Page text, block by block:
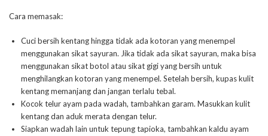
Cara memasak:
Cuci bersih kentang hingga tidak ada kotoran yang menempel
menggunakan sikat sayuran. Jika tidak ada sikat sayuran, maka bisa
menggunakan sikat botol atau sikat gigi yang bersih untuk
menghilangkan kotoran yang menempel. Setelah bersih, kupas kulit
kentang memanjang dan jangan terlalu tebal.
Kocok telur ayam pada wadah, tambahkan garam. Masukkan kulit
kentang dan aduk merata dengan telur.
Siapkan wadah lain untuk tepung tapioka, tambahkan kaldu ayam